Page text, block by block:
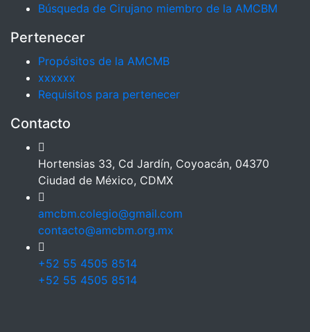
Búsqueda de Cirujano miembro de la AMCBM
Pertenecer
Propósitos de la AMCMB
xxxxxx
Requisitos para pertenecer
Contacto
Hortensias 33, Cd Jardín, Coyoacán, 04370
Ciudad de México, CDMX
amcbm.colegio@gmail.com
contacto@amcbm.org.mx
+52 55 4505 8514
+52 55 4505 8514